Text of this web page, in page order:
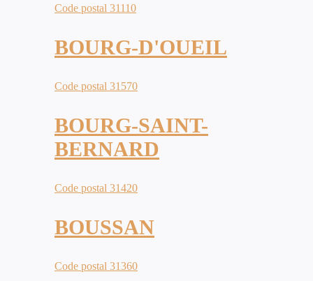
Code postal 31110
BOURG-D'OUEIL
Code postal 31570
BOURG-SAINT-
BERNARD
Code postal 31420
BOUSSAN
Code postal 31360